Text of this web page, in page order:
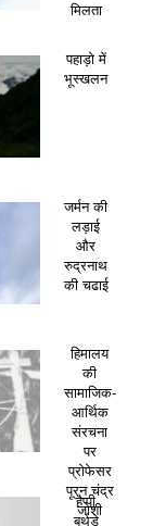
मिलता
पहाड़ो में
भूस्खलन
जर्मन की
लड़ाई
और
रुद्रनाथ
की चढाई
हिमालय
की
सामाजिक-
आर्थिक
संरचना
पर
प्रोफेसर
पूरन चंद्र
जोशी
हैप्पी
बर्थडे